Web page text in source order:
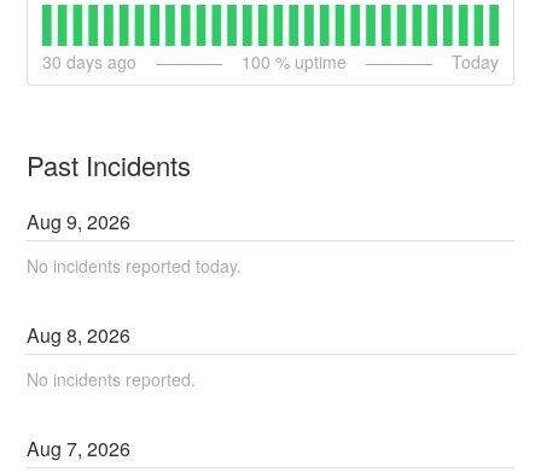
30 days ago 100 % uptime Today
Past Incidents
Aug9,2026
No incidents reported today.
Aug8,2026
No incidents reported.
Aug7,2026